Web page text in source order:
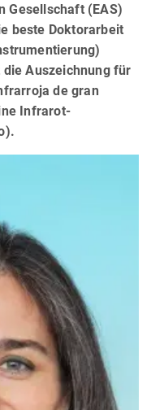
Gesellschaft (EAS)
beste Doktorarbeit
Auszeichnung für
de gran
Infrarot-